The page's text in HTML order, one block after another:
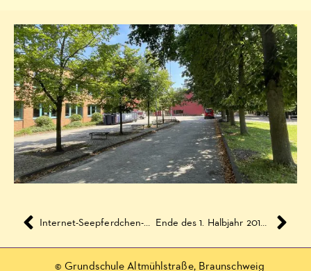
Ende des 1. Halbjahr 2010/2011 der EDV AG
© Grundschule Altmühlstraße, Braunschweig